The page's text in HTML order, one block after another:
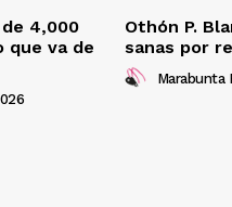
4,000
que va de
Othón P.
sanas por
Marabunta